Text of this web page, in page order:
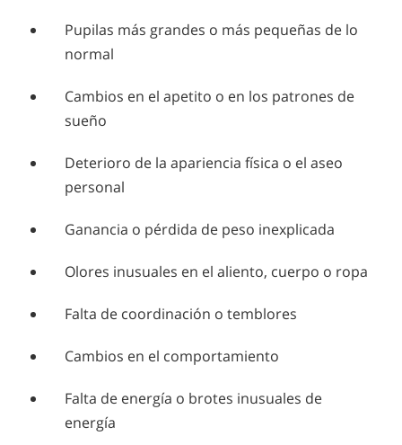
Pupilas más grandes o más pequeñas de lo
normal
Cambios en el apetito o en los patrones de
sueño
Deterioro de la apariencia física o el aseo
personal
Ganancia o pérdida de peso inexplicada
Olores inusuales en el aliento, cuerpo o ropa
Falta de coordinación o temblores
Cambios en el comportamiento
Falta de energía o brotes inusuales de
energía